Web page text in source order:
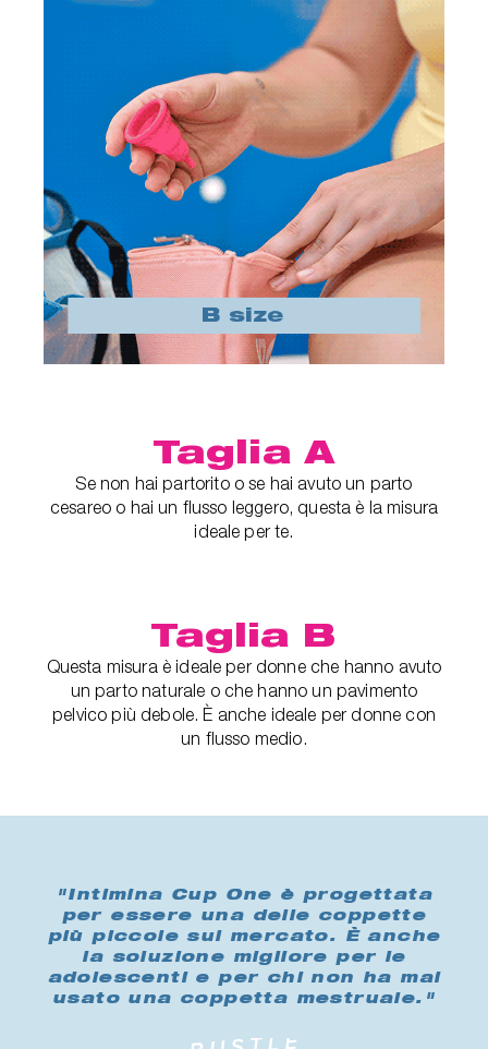
Taglia A
Se non hai partorito o se hai avuto un parto
cesareo o hai un flusso leggero, questa è la misura
ideale per te.
Taglia B
Questa misura è ideale per donne che hanno avuto
un parto naturale o che hanno un pavimento
pelvico più debole. È anche ideale per donne con
un flusso medio.
"Intimina Cup One è progettata
per essere una delle coppette
più piccole sul mercato. È anche
la soluzione migliore per le
adolescenti e per chi non ha mai
usato una coppetta mestruale."